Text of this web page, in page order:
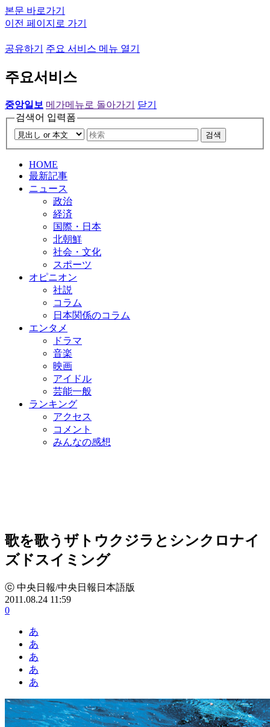
본문 바로가기
이전 페이지로 가기
공유하기 주요 서비스 메뉴 열기
주요서비스
중앙일보 메가메뉴로 돌아가기
닫기
검색어 입력폼
검색
HOME
最新記事
ニュース
政治
経済
国際・日本
北朝鮮
社会・文化
スポーツ
オピニオン
社説
コラム
日本関係のコラム
エンタメ
ドラマ
音楽
映画
アイドル
芸能一般
ランキング
アクセス
コメント
みんなの感想
歌を歌うザトウクジラとシンクロナイ
ズドスイミング
ⓒ 中央日報/中央日報日本語版
2011.08.24 11:59
0
あ
あ
あ
あ
あ